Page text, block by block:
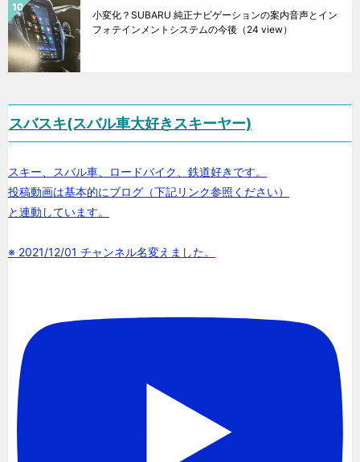
小変化？SUBARU 純正ナビゲーションの案内音声とイン
フォテインメントシステムの今後 （24 view）
スバスキ(スバル車大好きスキーヤー)
スキー、スバル車、ロードバイク、鉄道好きです。
投稿動画は基本的にブログ（下記リンク参照ください）
と連動しています。
※ 2021/12/01 チャンネル名変えました。